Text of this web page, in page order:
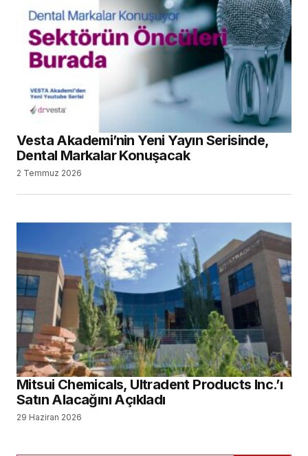
Vesta Akademi’nin Yeni Yayın Serisinde,
Dental Markalar Konuşacak
2 Temmuz 2026
Mitsui Chemicals, Ultradent Products Inc.’ı
Satın Alacağını Açıkladı
29 Haziran 2026